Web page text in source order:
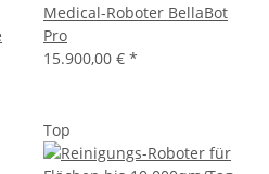
Medical-Roboter BellaBot
Pro
15.900,00 € *
Top